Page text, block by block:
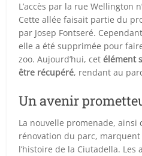
L’accès par la rue Wellington
Cette allée faisait partie du
par Josep Fontseré.
elle a été supprimée pour
zoo. Aujourd’hui, cetélément
être récupéré, rendant au
Un avenir
La nouvelle promenade, ainsi
rénovation du parc,
l’histoire de la Ciutadella.